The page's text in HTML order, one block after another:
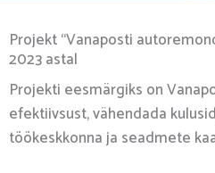
Projekt “Vanaposti
2023 astal
Projekti eesmärgiks on
efektiivsust, vähendada
töökeskkonna ja seadmete